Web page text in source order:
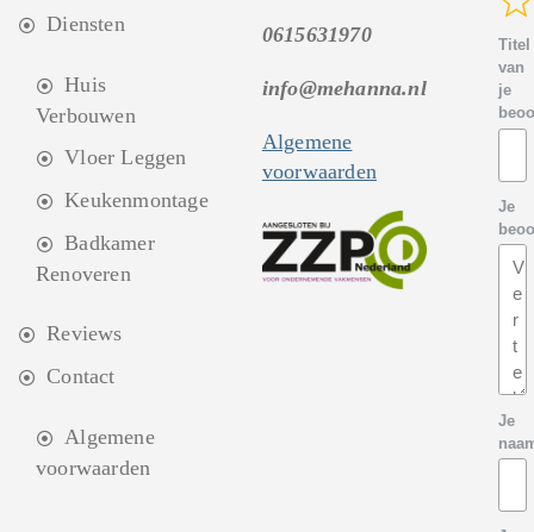
Diensten
Huis
Verbouwen
Vloer Leggen
Keukenmontage
Badkamer
Renoveren
Reviews
Contact
Algemene
voorwaarden
0615631970
info@mehanna.nl
Algemene
voorwaarden
Titel
van
je
Je
Je